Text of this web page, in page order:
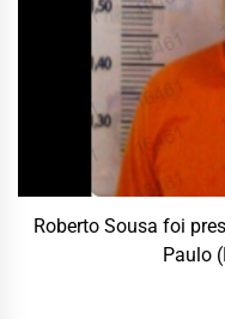
Roberto Sousa foi
Paulo